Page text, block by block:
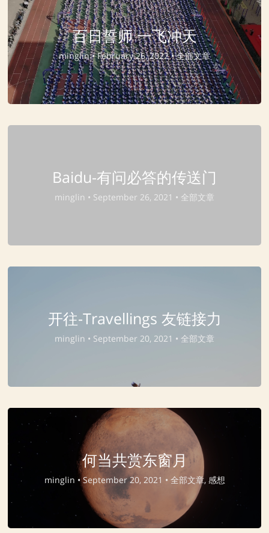
百日誓师 一飞冲天
minglin •February 26, 2022 •全部文章
Baidu-有问必答的传送门
minglin • September 26, 2021 • 全部文章
开往-Travellings 友链接力
minglin • September 20, 2021 • 全部文章
何当共赏东窗月
minglin •September 20, 2021 • 全部文章, 感想